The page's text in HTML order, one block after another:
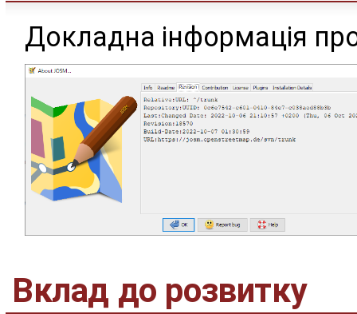
Докладна інформація
Вклад до розвитку